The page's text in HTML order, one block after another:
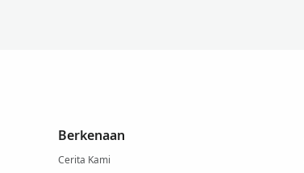
Berkenaan
Cerita Kami